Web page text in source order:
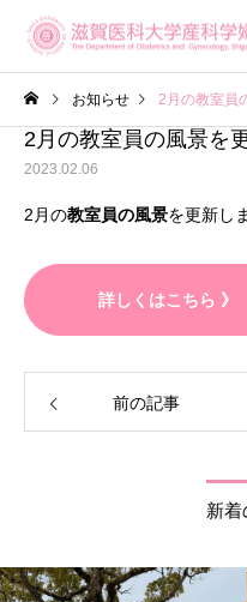
不妊専門相談セ
メール相談
お知らせ 2月の教室員
2月の教室員の風景を
2023.02.06
2月の教室員の風景を更新し
詳しくはこちら 》
前の記事
新着